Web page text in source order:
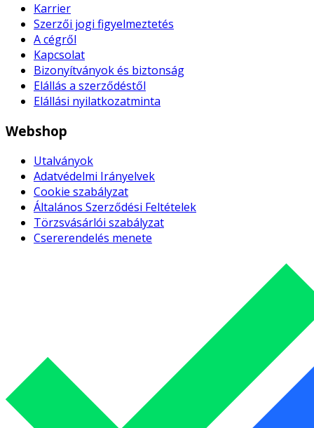
Karrier
Szerzői jogi figyelmeztetés
A cégről
Kapcsolat
Bizonyítványok és biztonság
Elállás a szerződéstől
Elállási nyilatkozatminta
Webshop
Utalványok
Adatvédelmi Irányelvek
Cookie szabályzat
Általános Szerződési Feltételek
Törzsvásárlói szabályzat
Csererendelés menete